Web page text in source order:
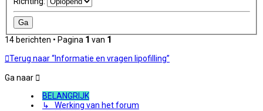
14 berichten • Pagina 1 van 1
Terug naar “Informatie en vragen lipofilling”
Ga naar
BELANGRIJK
↳ Werking van het forum